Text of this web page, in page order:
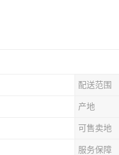
配送范围
产地
可售卖地
服务保障